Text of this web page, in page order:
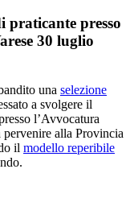
praticante presso
30 luglio
una selezione
a svolgere il
l’Avvocatura
pervenire alla Provincia
il modello reperibile